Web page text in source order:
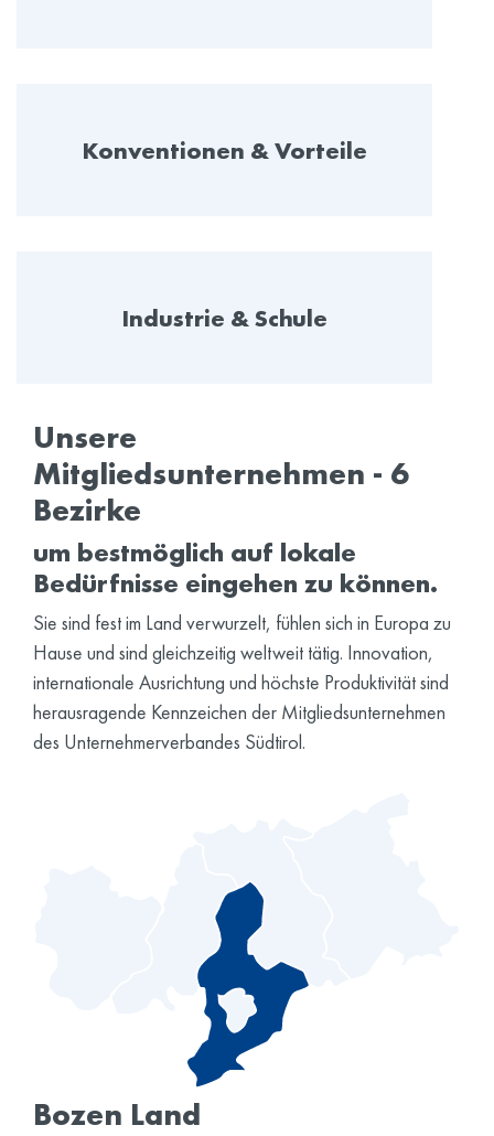
Konventionen & Vorteile
Industrie & Schule
Unsere
Mitgliedsunternehmen - 6
Bezirke
um bestmöglich auf lokale
Bedürfnisse eingehen zu können.
Sie sind fest im Land verwurzelt, fühlen sich in Europa zu
Hause und sind gleichzeitig weltweit tätig. Innovation,
internationale Ausrichtung und höchste Produktivität sind
herausragende Kennzeichen der Mitgliedsunternehmen
des Unternehmerverbandes Südtirol.
Bozen Land